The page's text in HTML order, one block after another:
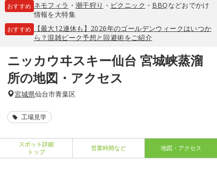
おすすめ ネモフィラ ・ 潮干狩り ・ ピクニック ・ BBQなどおでかけ
情報を大特集
おすすめ
【最大12連休も】2026年のゴールデンウィークはいつか
ら？混雑ピーク予想と回避術をご紹介
ニッカウヰスキー仙台 宮城峡蒸溜
所の地図・アクセス
宮城県仙台市青葉区
工場見学
スポット詳細
トップ
営業時間など 地図・アクセス